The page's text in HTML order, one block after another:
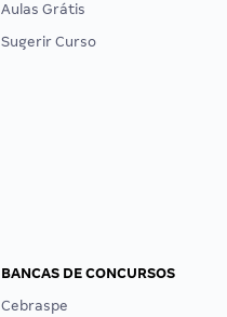
Aulas Grátis
Sugerir Curso
BANCAS DE CONCURSOS
Cebraspe